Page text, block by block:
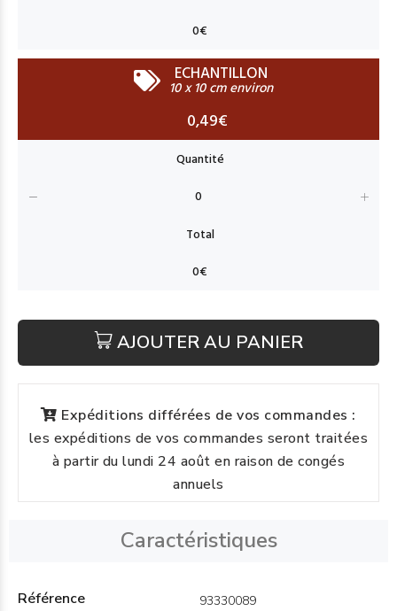
ECHANTILLON
10 x 10 cm environ
0,49€
AJOUTER AU PANIER
Expéditions différées de vos commandes :
les expéditions de vos commandes seront traitées
à partir du lundi 24 août en raison de congés
annuels
Caractéristiques
Référence 93330089